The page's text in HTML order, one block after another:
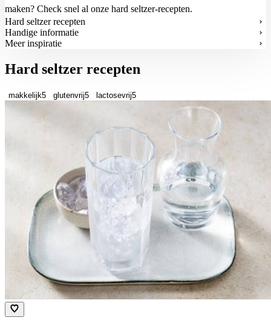
maken? Check snel al onze hard seltzer-recepten.
Hard seltzer recepten
Handige informatie
Meer inspiratie
Hard seltzer recepten
makkelijk5 glutenvrij5 lactosevrij5